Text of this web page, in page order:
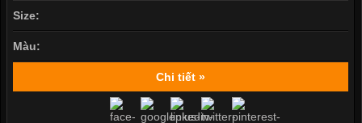
Size:
Màu:
Chi tiết »